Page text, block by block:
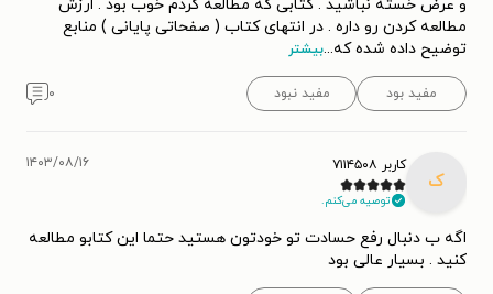
و عرض خسته نباشید . کتابی که مطالعه کردم خوب بود . ارزش
مطالعه کردن رو داره . در انتهای کتاب ( صفحاتی پایانی ) منابع
توضیح داده شده که...بیشتر
مفید بود مفید نبود ۰
ک
کاربر ۷۱۱۴۵۰۸
توصیه می‌کنم.
۱۴۰۳/۰۸/۱۶
اگه ب دنبال رفع حسادت تو خودتون هستید حتما این کتابو مطالعه
کنید . بسیار عالی بود